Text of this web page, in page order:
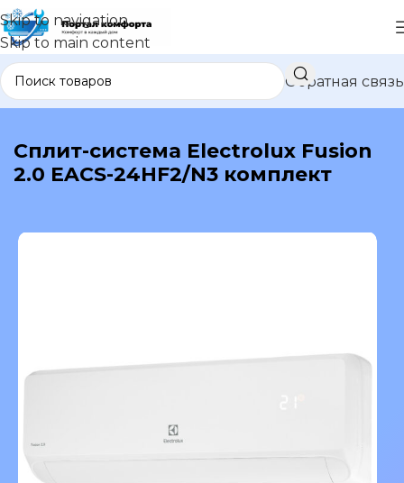
Skip to navigation
Skip to main content
Обратная связь
В каталог
Сплит-система Electrolux Fusion
2.0 EACS-24HF2/N3 комплект